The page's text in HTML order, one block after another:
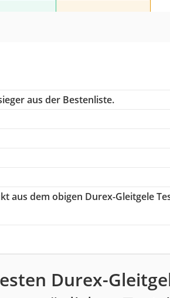
aus der Bestenliste.
aus dem obigen Durex-Gleitgele
Durex-